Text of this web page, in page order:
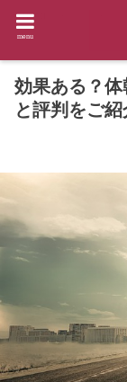
menu
HOME
効果ある？
と評判をご紹